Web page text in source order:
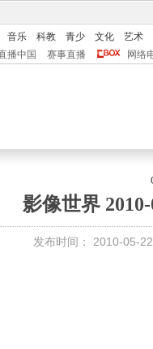
音乐 科教 青少 文化
艺术
播中国 赛事直播 网络
影像世界
发布时间： 2010-05-